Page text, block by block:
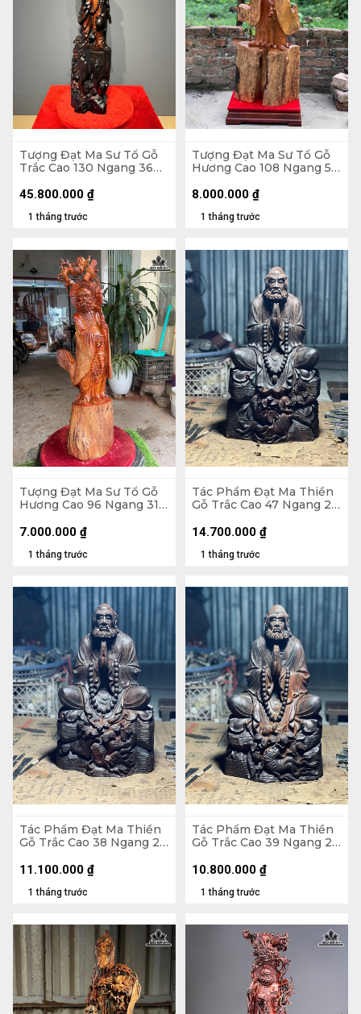
Tượng Đạt Ma Sư Tổ Gỗ
Trắc Cao 130 Ngang 36
1 tháng trước
45.800.000 ₫
Tượng Đạt Ma Sư Tổ Gỗ
Hương Cao 108 Ngang 58
1 tháng trước
8.000.000 ₫
Tượng Đạt Ma Sư Tổ Gỗ
Hương Cao 96 Ngang 31
1 tháng trước
7.000.000 ₫
Tác Phẩm Đạt Ma Thiền
Gỗ Trắc Cao 47 Ngang 26
1 tháng trước
14.700.000 ₫
Tác Phẩm Đạt Ma Thiền
Gỗ Trắc Cao 38 Ngang 23
1 tháng trước
11.100.000 ₫
Tác Phẩm Đạt Ma Thiền
Gỗ Trắc Cao 39 Ngang 22
1 tháng trước
10.800.000 ₫